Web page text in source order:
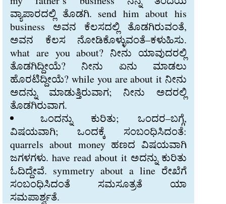
ವ್ಯಾಪಾರದಲ್ಲಿ ತೊಡಗಿ. send him about his
business ಅವನ ಕೆಲಸದಲ್ಲಿ ತೊಡಗಿರುವಂತೆ,
ಅವನ ಕೆಲಸ ನೋಡಿಕೊಳ್ಳುವಂತೆ–ಕಳುಹಿಸು.
what are you about? ನೀನು ಯಾವುದರಲ್ಲಿ
ತೊಡಗಿದ್ದೀಯೆ? ನೀನು ಏನು ಮಾಡಲು
ಹೊರಟಿದ್ದೀಯೆ? while you are about it ನೀನು
ಅದನ್ನು ಮಾಡುತ್ತಿರುವಾಗ; ನೀನು ಅದರಲ್ಲಿ
ತೊಡಗಿರುವಾಗ.
ಒಂದನ್ನು ಕುರಿತು; ಒಂದರ–ಬಗ್ಗೆ,
ವಿಷಯವಾಗಿ; ಒಂದಕ್ಕೆ ಸಂಬಂಧಿಸಿದಂತೆ:
quarrels about money ಹಣದ ವಿಷಯವಾಗಿ
ಜಗಳಗಳು. have read about it ಅದನ್ನು ಕುರಿತು
ಓದಿದ್ದೇವೆ. symmetry about a line ರೇಖೆಗೆ
ಸಂಬಂಧಿಸಿದಂತೆ ಸಮಸೂತ್ರತೆ ಯಾ
ಸಮಪಾರ್ಶ್ವತೆ.